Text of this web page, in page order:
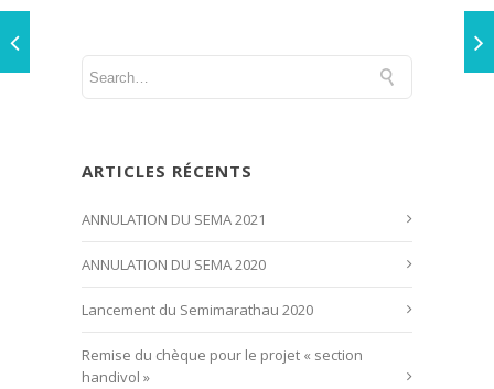
ARTICLES RÉCENTS
ANNULATION DU SEMA 2021
ANNULATION DU SEMA 2020
Lancement du Semimarathau 2020
Remise du chèque pour le projet « section
handivol »